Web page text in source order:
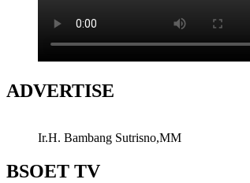
ADVERTISE
Ir.H. Bambang Sutrisno,MM
BSOET TV